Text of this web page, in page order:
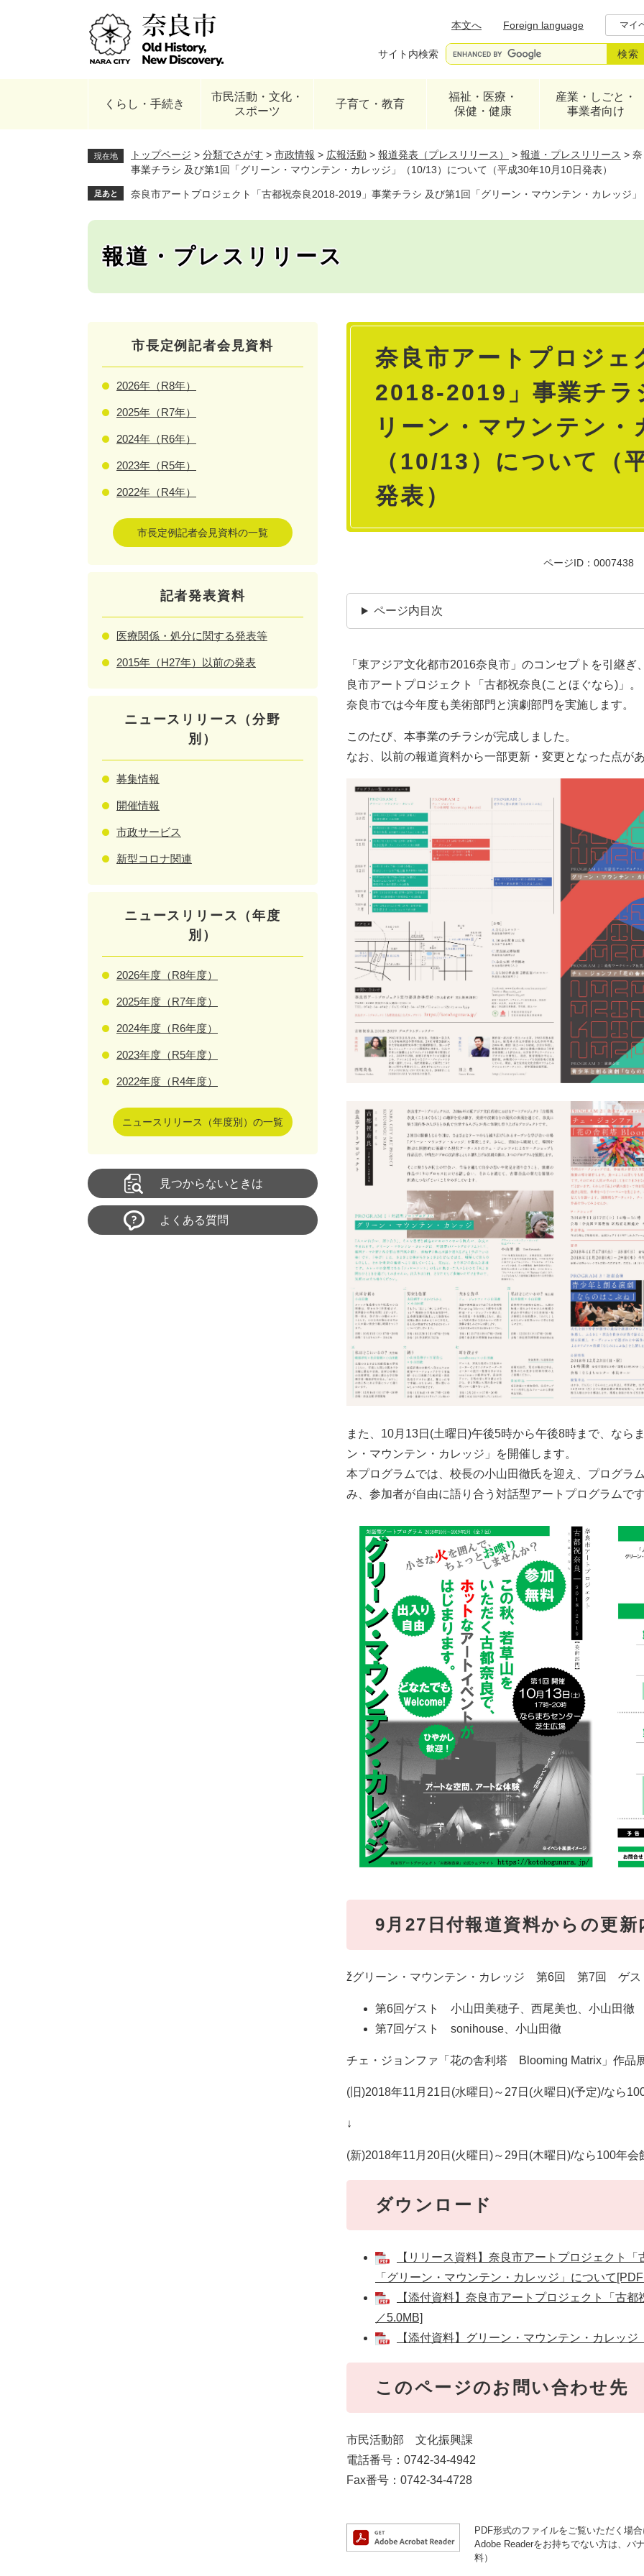
本文へ
Foreign language マイ
サイト内検索
くらし・手続き
市民活動・文化・
スポーツ
子育て・教育
福祉・医療・
保健・健康
産業・しごと・
事業者向け
現在地 トップページ > 分類でさがす > 市政情報 > 広報活動 > 報道発表（プレスリリース） > 報道・プレスリリース >
事業チラシ 及び第1回「グリーン・マウンテン・カレッジ」（10/13）について（平成30年10月10日発表）
足あと 奈良市アートプロジェクト「古都祝奈良2018-2019」事業チラシ 及び第1回「グリーン・マウンテン・カレッジ
報道・プレスリリース
本
奈良市アートプロジェ
2018-2019」事業チラ
リーン・マウンテン・
（10/13）について（
発表）
ページID：0007438
ページ内目次
「東アジア文化都市2016奈良市」のコンセプトを引継
良市アートプロジェクト「古都祝奈良(ことほぐなら)」。
奈良市では今年度も美術部門と演劇部門を実施します。
このたび、本事業のチラシが完成しました。
なお、以前の報道資料から一部更新・変更となった点が
また、10月13日(土曜日)午後5時から午後8時まで、なら
ン・マウンテン・カレッジ」を開催します。
本プログラムでは、校長の小山田徹氏を迎え、プログラ
み、参加者が自由に語り合う対話型アートプログラムで
9月27日付報道資料からの更新
žグリーン・マウンテン・カレッジ 第6回 第7回 ゲス
第6回ゲスト 小山田美穂子、西尾美也、小山田徹
第7回ゲスト sonihouse、小山田徹
チェ・ジョンファ「花の舎利塔 Blooming Matrix」作品
(旧)2018年11月21日(水曜日)～27日(火曜日)(予定)/なら
↓
(新)2018年11月20日(火曜日)～29日(木曜日)/なら100年会
ダウンロード
【リリース資料】奈良市アートプロジェクト
「グリーン・マウンテン・カレッジ」について
【添付資料】奈良市アートプロジェクト「古
／5.0MB]
【添付資料】グリーン・マウンテン・カレッ
このページのお問い合わせ先
市民活動部 文化振興課
電話番号：0742-34-4942
Fax番号：0742-34-4728
PDF形式のファイルをご覧いただく場
Adobe Readerをお持ちでない方は、バ
料）
市長定例記者会見資料
2026年（R8年）
2025年（R7年）
2024年（R6年）
2023年（R5年）
2022年（R4年）
市長定例記者会見資料の一覧
記者発表資料
医療関係・処分に関する発表等
2015年（H27年）以前の発表
ニュースリリース（分野
別）
募集情報
開催情報
市政サービス
新型コロナ関連
ニュースリリース（年度
別）
2026年度（R8年度）
2025年度（R7年度）
2024年度（R6年度）
2023年度（R5年度）
2022年度（R4年度）
ニュースリリース（年度別）の一覧
見つからないときは
よくある質問